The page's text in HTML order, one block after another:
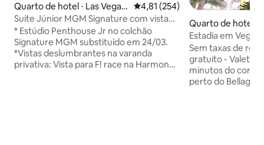
Quarto de hotel ⋅ Las Vegas
Strip
4,81 de uma avaliação média de
4,81 (254)
Suíte Júnior MGM Signature com vista
para a Strip sem taxa de resort
* Estúdio Penthouse Jr no colchão
Signature MGM substituído em 24/03.
*Vistas deslumbrantes na varanda
privativa: Vista para F! race na Harmon
Quarto de hotel ⋅
Estadia em
Estacionamento
Sem taxas de
gratuito - Valet gratuito
minutos do
perto do Bellagio,